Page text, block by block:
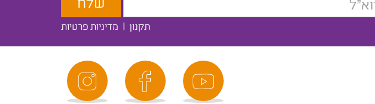
תקנון | מדיניות פרטיות